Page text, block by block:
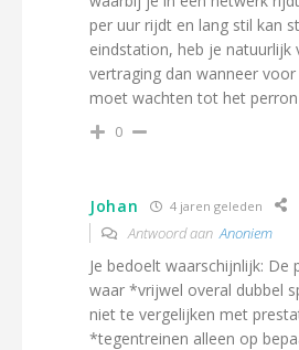
per uur rijdt en lang stil kan
eindstation, heb je natuurlijk
vertraging dan wanneer
moet wachten tot het perron
0
Johan 4 jaren geleden
Antwoord aanAnoniem
Je bedoelt waarschijnlijk: De
waar *vrijwel overal dubbel
niet te vergelijken met
*tegentreinen alleen op